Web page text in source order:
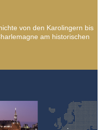
von den Karolingern bis
am historischen